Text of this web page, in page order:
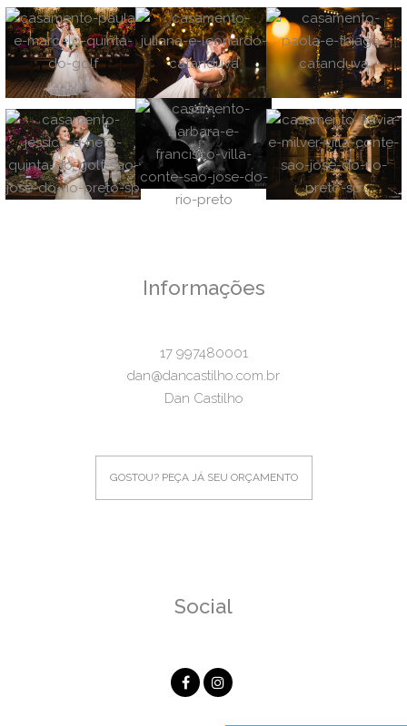
Informações
17 997480001
dan@dancastilho.com.br
Dan Castilho
GOSTOU? PEÇA JÁ SEU ORÇAMENTO
Social